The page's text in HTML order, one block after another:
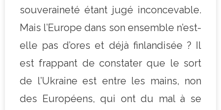
souveraineté étant jugé inconcevable.
Mais l’Europe dans son ensemble n’est-
elle pas d’ores et déjà finlandisée ? Il
est frappant de constater que le sort
de l’Ukraine est entre les mains, non
des Européens, qui ont du mal à se